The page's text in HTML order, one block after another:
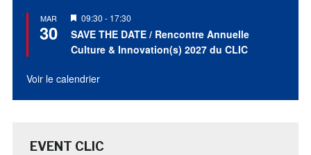
MAR
30
Mis
en
avant
09:30 - 17:30
SAVE THE DATE / Rencontre Annuelle
Culture & Innovation(s) 2027 du CLIC
Voir le calendrier
EVENT CLIC